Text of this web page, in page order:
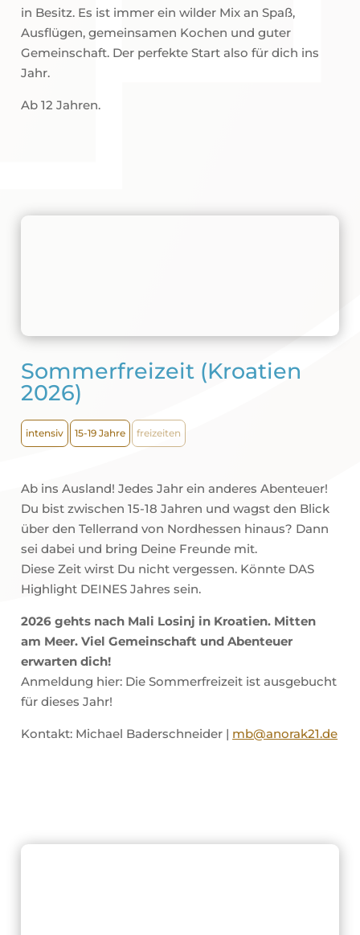
in Besitz. Es ist immer ein wilder Mix an Spaß,
Ausflügen, gemeinsamen Kochen und guter
Gemeinschaft. Der perfekte Start also für dich ins
Jahr.
Ab 12 Jahren.
Sommerfreizeit (Kroatien
2026)
intensiv 15-19 Jahre freizeiten
Ab ins Ausland! Jedes Jahr ein anderes Abenteuer!
Du bist zwischen 15-18 Jahren und wagst den Blick
über den Tellerrand von Nordhessen hinaus? Dann
sei dabei und bring Deine Freunde mit.
Diese Zeit wirst Du nicht vergessen. Könnte DAS
Highlight DEINES Jahres sein.
2026 gehts nach Mali Losinj in Kroatien. Mitten
am Meer. Viel Gemeinschaft und Abenteuer
erwarten dich!
Anmeldung hier: Die Sommerfreizeit ist ausgebucht
für dieses Jahr!
Kontakt: Michael Baderschneider | mb@anorak21.de